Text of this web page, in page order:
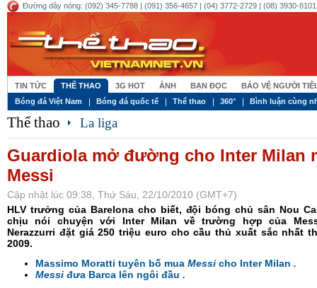
Đường dây nóng: (092) 345-7788 | (091) 356-4657 | (04) 3772-2729 | (08) 3930-
TIN TỨC THỂ THAO 3G HOT ẢNH BẠN ĐỌC
BẢO VỆ NGƯỜI
Bóng đá Việt Nam
Bóng đá quốc tế Thể thao 360° Bình luận cùng
Thể thao La liga
Guardiola mở đường cho Inter Milan
Messi
Cập nhật lúc 09:38, Thứ Sáu, 22/10/2010 (GMT+7)
HLV trưởng của Barelona cho biết, đội bóng chủ sân Nou
chịu nói chuyện với Inter Milan về trường hợp của
Nerazzurri đặt giá 250 triệu euro cho cầu thủ xuất sắc nhất
2009.
Massimo Moratti tuyên bố mua Messi cho Inter Milan .
Messi đưa Barca lên ngôi đầu .